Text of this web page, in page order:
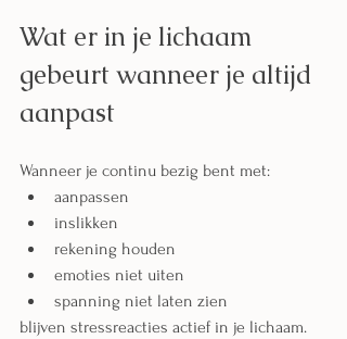
Wat er in je lichaam
gebeurt wanneer je altijd
aanpast
Wanneer je continu bezig bent met:
aanpassen
inslikken
rekening houden
emoties niet uiten
spanning niet laten zien
blijven stressreacties actief in je lichaam.